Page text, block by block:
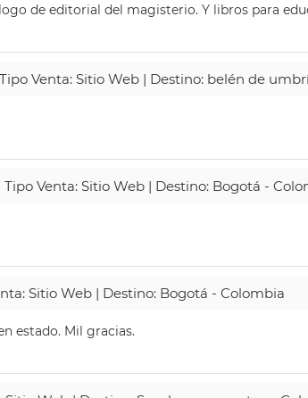
de editorial del magisterio. Y libros para
Venta: Sitio Web | Destino: belén de
Tipo Venta: Sitio Web | Destino: Bogotá -
Sitio Web | Destino: Bogotá - Colombia
estado. Mil gracias.